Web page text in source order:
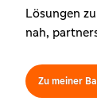
Lösungen
nah,
Zu meiner